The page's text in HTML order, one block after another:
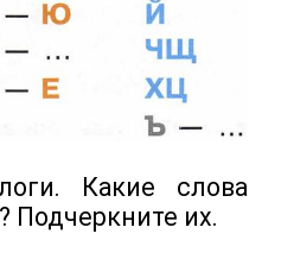
Какие слова
Подчеркните их.